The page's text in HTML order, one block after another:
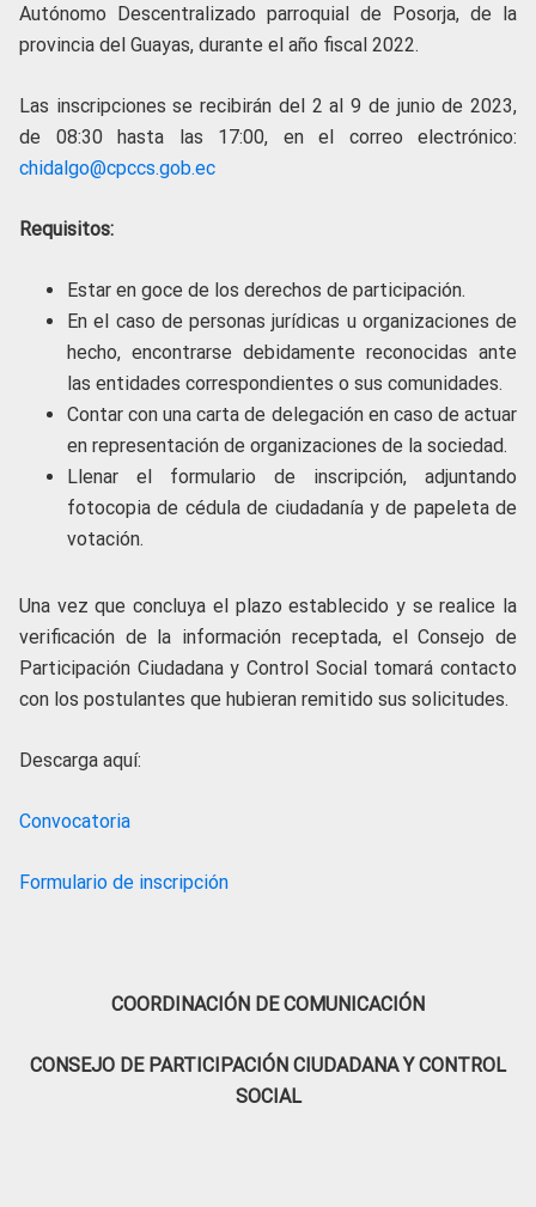
Autónomo Descentralizado parroquial de Posorja, de la
provincia del Guayas, durante el año fiscal 2022.
Las inscripciones se recibirán del 2 al 9 de junio de 2023,
de 08:30 hasta las 17:00, en el correo electrónico:
chidalgo@cpccs.gob.ec
Requisitos:
Estar en goce de los derechos de participación.
En el caso de personas jurídicas u organizaciones de
hecho, encontrarse debidamente reconocidas ante
las entidades correspondientes o sus comunidades.
Contar con una carta de delegación en caso de actuar
en representación de organizaciones de la sociedad.
Llenar el formulario de inscripción, adjuntando
fotocopia de cédula de ciudadanía y de papeleta de
votación.
Una vez que concluya el plazo establecido y se realice la
verificación de la información receptada, el Consejo de
Participación Ciudadana y Control Social tomará contacto
con los postulantes que hubieran remitido sus solicitudes.
Descarga aquí:
Convocatoria
Formulario de inscripción
COORDINACIÓN DE COMUNICACIÓN
CONSEJO DE PARTICIPACIÓN CIUDADANA Y CONTROL
SOCIAL